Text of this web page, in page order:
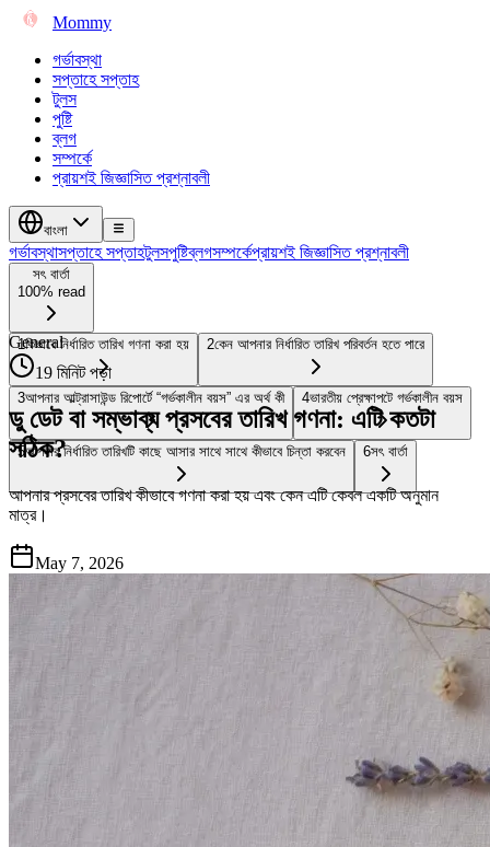
Mommy
গর্ভাবস্থা
সপ্তাহে সপ্তাহ
টুলস
পুষ্টি
ব্লগ
সম্পর্কে
প্রায়শই জিজ্ঞাসিত প্রশ্নাবলী
বাংলা
গর্ভাবস্থাসপ্তাহে সপ্তাহটুলসপুষ্টিব্লগসম্পর্কেপ্রায়শই জিজ্ঞাসিত প্রশ্নাবলী
সৎ বার্তা
100% read
1কিভাবে নির্ধারিত তারিখ গণনা করা হয় 2কেন আপনার নির্ধারিত তারিখ পরিবর্তন হতে পারে
3আপনার আল্ট্রাসাউন্ড রিপোর্টে “গর্ভকালীন বয়স” এর অর্থ কী 4ভারতীয় প্রেক্ষাপটে গর্ভকালীন বয়স
5আপনার নির্ধারিত তারিখটি কাছে আসার সাথে সাথে কীভাবে চিন্তা করবেন 6সৎ বার্তা
General
19 মিনিট পড়া
ডু ডেট বা সম্ভাব্য প্রসবের তারিখ গণনা: এটি কতটা
সঠিক?
আপনার প্রসবের তারিখ কীভাবে গণনা করা হয় এবং কেন এটি কেবল একটি অনুমান
মাত্র।
May 7, 2026